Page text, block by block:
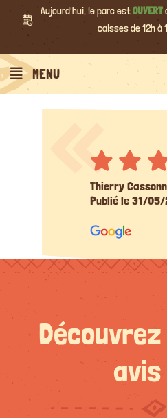
Aujourd'hui, le parc estOUVERT
caisses de 12h à
MENU
Thierry
Publié le 31/
avis